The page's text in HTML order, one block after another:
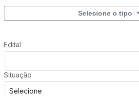
Selecione o tipo
Edital
Situação